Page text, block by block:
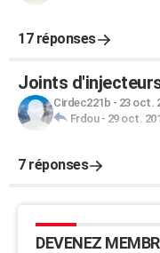
17 réponses
Joints
Cirdec221b - 23 oct.
Frdou- 29 oct.
7 réponses
DEVENEZ